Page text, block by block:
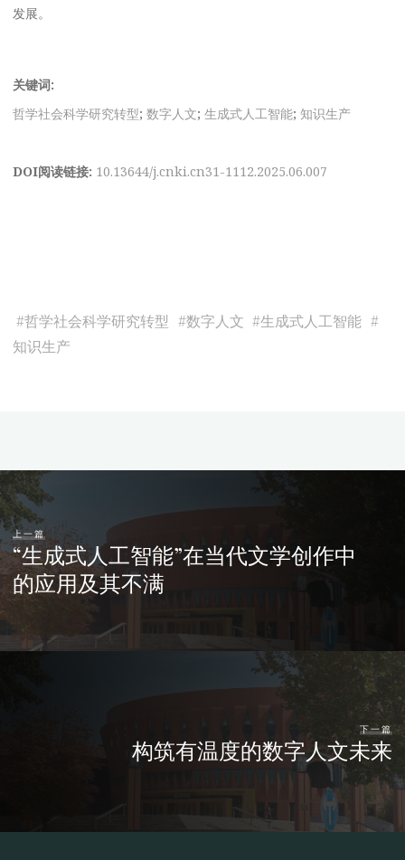
发展。
关键词:
哲学社会科学研究转型;数字人文;生成式人工智能;知识生产
DOI阅读链接: 10.13644/j.cnki.cn31-1112.2025.06.007
#哲学社会科学研究转型 #数字人文 #生成式人工智能 #
知识生产
上一篇
“生成式人工智能”在当代文学创作中
的应用及其不满
下一篇
构筑有温度的数字人文未来